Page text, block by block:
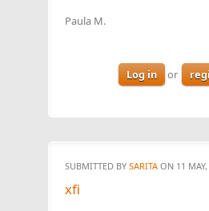
Paula M.
Log in or
SUBMITTED BY SARITA ON 11
xfi